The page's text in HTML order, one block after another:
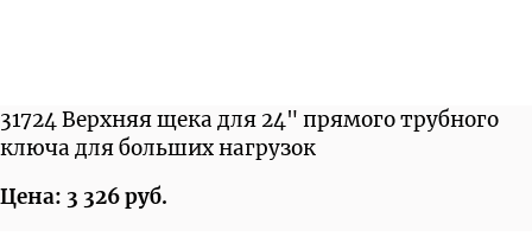
31724 Верхняя щека для 24" прямого трубного
ключа для больших нагрузок
Цена: 3 326 руб.